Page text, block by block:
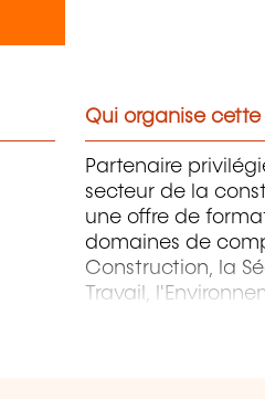
Qui organise
Partenaire
secteur de la
une offre de
domaines de
Construction, la
Travail,